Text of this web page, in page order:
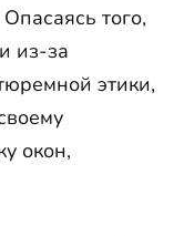
того,
из-за
этики,
окон,